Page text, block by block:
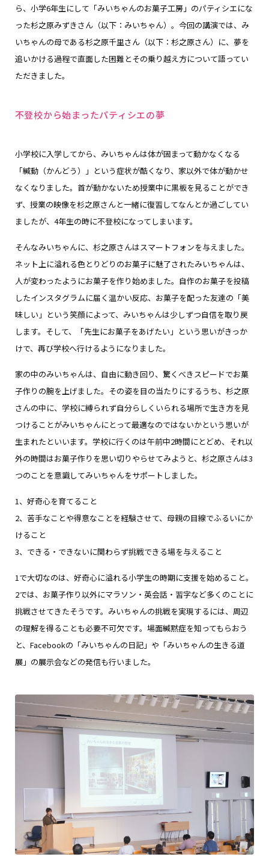
ら、小学6年生にして「みいちゃんのお菓子工房」のパティシエにな
った杉之原みずきさん（以下：みいちゃん）。今回の講演では、み
いちゃんの母である杉之原千里さん（以下：杉之原さん）に、夢を
追いかける過程で直面した困難とその乗り越え方について語ってい
ただきました。
不登校から始まったパティシエの夢
小学校に入学してから、みいちゃんは体が固まって動かなくなる
「緘動（かんどう）」という症状が酷くなり、家以外で体が動かせ
なくなりました。首が動かないため授業中に黒板を見ることができ
ず、授業の映像を杉之原さんと一緒に復習してなんとか過ごしてい
ましたが、4年生の時に不登校になってしまいます。
そんなみいちゃんに、杉之原さんはスマートフォンを与えました。
ネット上に溢れる色とりどりのお菓子に魅了されたみいちゃんは、
人が変わったようにお菓子を作り始めました。自作のお菓子を投稿
したインスタグラムに届く温かい反応、お菓子を配った友達の「美
味しい」という笑顔によって、みいちゃんは少しずつ自信を取り戻
します。そして、「先生にお菓子をあげたい」という思いがきっか
けで、再び学校へ行けるようになりました。
家の中のみいちゃんは、自由に動き回り、驚くべきスピードでお菓
子作りの腕を上げました。その姿を目の当たりにするうち、杉之原
さんの中に、学校に縛られず自分らしくいられる場所で生き方を見
つけることがみいちゃんにとって最適なのではないかという思いが
生まれたといいます。学校に行くのは午前中2時間にとどめ、それ以
外の時間はお菓子作りを思い切りやらせてみようと、杉之原さんは3
つのことを意識してみいちゃんをサポートしました。
1、好奇心を育てること
2、苦手なことや得意なことを経験させて、母親の目線でふるいにか
けること
3、できる・できないに関わらず挑戦できる場を与えること
1で大切なのは、好奇心に溢れる小学生の時期に支援を始めること。
2では、お菓子作り以外にマラソン・英会話・習字など多くのことに
挑戦させてきたそうです。みいちゃんの挑戦を実現するには、周辺
の理解を得ることも必要不可欠です。場面緘黙症を知ってもらおう
と、Facebookの「みいちゃんの日記」や「みいちゃんの生きる道
展」の展示会などの発信も行いました。